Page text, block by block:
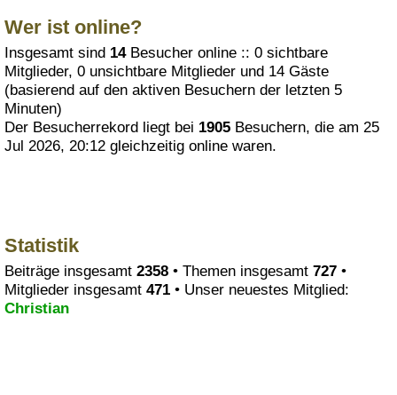
Wer ist online?
Insgesamt sind 14Besucher online :: 0 sichtbare
Mitglieder, 0 unsichtbare Mitglieder und 14 Gäste
(basierend auf den aktiven Besuchern der letzten 5
Minuten)
Der Besucherrekord liegt bei 1905 Besuchern, die am 25
Jul 2026, 20:12 gleichzeitig online waren.
Statistik
Beiträge insgesamt 2358 • Themen insgesamt 727 •
Mitglieder insgesamt 471 • Unser neuestes Mitglied:
Christian